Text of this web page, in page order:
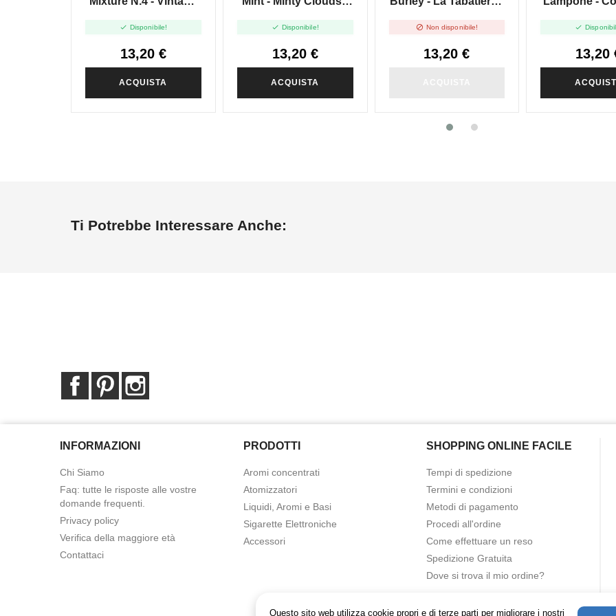
60ml
 Disponibile!
13,20 €
ACQUISTA
 Disponibile!
13,20 €
ACQUISTA
 Non disponibile!
13,20 €

13,20
Ti Potrebbe Interessare Anche:
FacebookPinterest
Questo sito web utilizza cookie propri e di terze parti per migliorare i nostri
INFORMAZIONI
Chi Siamo
Faq: tutte le risposte alle vostre
domande frequenti.
Privacy policy
Verifica della maggiore età
Contattaci
PRODOTTI
Aromi concentrati
Atomizzatori
Liquidi, Aromi e Basi
Sigarette Elettroniche
Accessori
SHOPPING ONLINE FACILE
Tempi di spedizione
Termini e condizioni
Metodi di pagamento
Procedi all'ordine
Come effettuare un reso
Spedizione Gratuita
Dove si trova il mio ordine?